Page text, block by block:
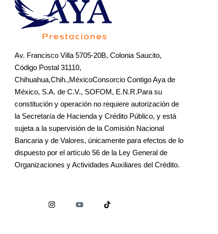
Av. Francisco Villa 5705-20B, Colonia Saucito,
Código Postal 31110,
Chihuahua,Chih.,MéxicoConsorcio Contigo Aya de
México, S.A. de C.V., SOFOM, E.N.R.Para su
constitución y operación no requiere autorización de
la Secretaría de Hacienda y Crédito Público, y está
sujeta a la supervisión de la Comisión Nacional
Bancaria y de Valores, únicamente para efectos de lo
dispuesto por el artículo 56 de la Ley General de
Organizaciones y Actividades Auxiliares del Crédito.